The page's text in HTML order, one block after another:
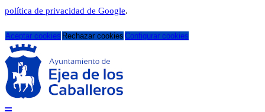
política de privacidad de Google.
Aceptar cookies Rechazar cookies Configurar cookies